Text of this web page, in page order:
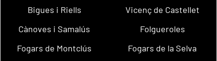
Bigues i Riells
Vicenç de Castellet
Cànoves i Samalús
Folgueroles
Fogars de Montclús
Fogars de la Selva